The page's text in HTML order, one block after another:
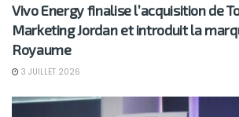
Vivo Energy finalise l’acquisition de
Marketing Jordan et introduit la
Royaume
3 JUILLET 2026